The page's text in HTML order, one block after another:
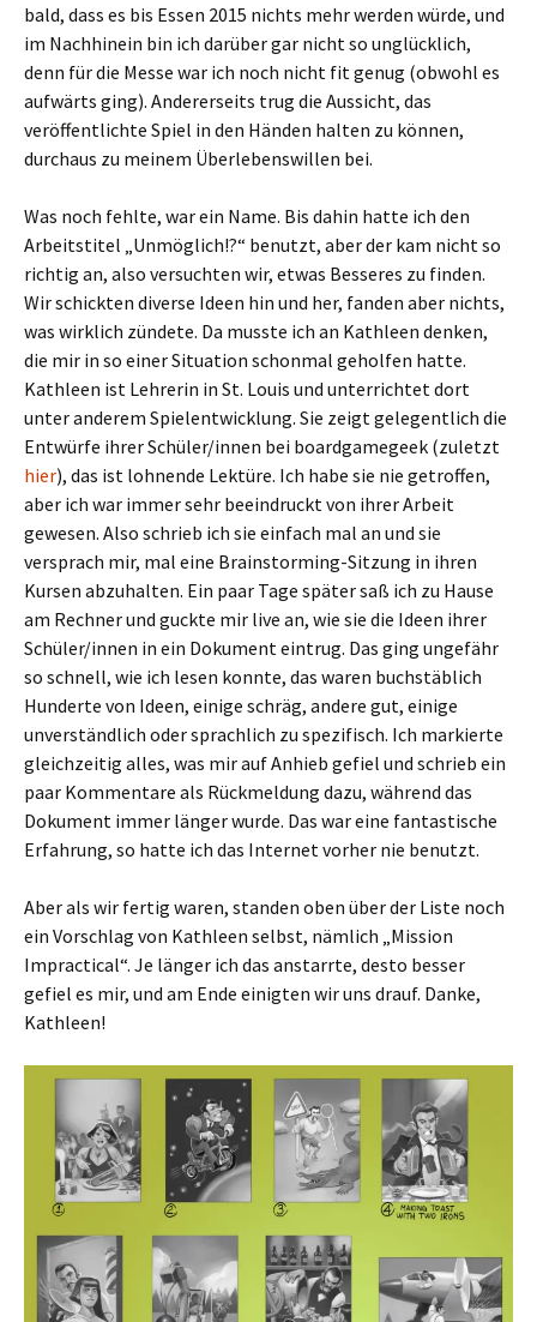
bald, dass es bis Essen 2015 nichts mehr werden würde, und
im Nachhinein bin ich darüber gar nicht so unglücklich,
denn für die Messe war ich noch nicht fit genug (obwohl es
aufwärts ging). Andererseits trug die Aussicht, das
veröffentlichte Spiel in den Händen halten zu können,
durchaus zu meinem Überlebenswillen bei.
Was noch fehlte, war ein Name. Bis dahin hatte ich den
Arbeitstitel „Unmöglich!?“ benutzt, aber der kam nicht so
richtig an, also versuchten wir, etwas Besseres zu finden.
Wir schickten diverse Ideen hin und her, fanden aber nichts,
was wirklich zündete. Da musste ich an Kathleen denken,
die mir in so einer Situation schonmal geholfen hatte.
Kathleen ist Lehrerin in St. Louis und unterrichtet dort
unter anderem Spielentwicklung. Sie zeigt gelegentlich die
Entwürfe ihrer Schüler/innen bei boardgamegeek (zuletzt
hier), das ist lohnende Lektüre. Ich habe sie nie getroffen,
aber ich war immer sehr beeindruckt von ihrer Arbeit
gewesen. Also schrieb ich sie einfach mal an und sie
versprach mir, mal eine Brainstorming-Sitzung in ihren
Kursen abzuhalten. Ein paar Tage später saß ich zu Hause
am Rechner und guckte mir live an, wie sie die Ideen ihrer
Schüler/innen in ein Dokument eintrug. Das ging ungefähr
so schnell, wie ich lesen konnte, das waren buchstäblich
Hunderte von Ideen, einige schräg, andere gut, einige
unverständlich oder sprachlich zu spezifisch. Ich markierte
gleichzeitig alles, was mir auf Anhieb gefiel und schrieb ein
paar Kommentare als Rückmeldung dazu, während das
Dokument immer länger wurde. Das war eine fantastische
Erfahrung, so hatte ich das Internet vorher nie benutzt.
Aber als wir fertig waren, standen oben über der Liste noch
ein Vorschlag von Kathleen selbst, nämlich „Mission
Impractical“. Je länger ich das anstarrte, desto besser
gefiel es mir, und am Ende einigten wir uns drauf. Danke,
Kathleen!